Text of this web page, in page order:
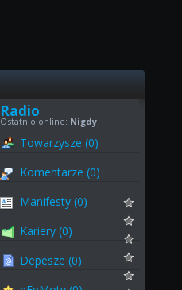
Radio
Ostatnio online: Nigdy
Towarzysze (0)
Komentarze (0)
Manifesty (0)
Kariery (0)
Depesze (0)